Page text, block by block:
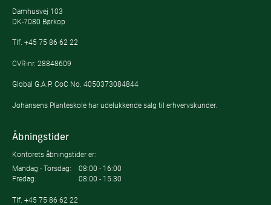
Damhusvej 103
DK-7080 Børkop
Tlf. +45 75 86 62 22
CVR-nr. 28848609
Global G.A.P. CoC No. 4050373084844
Johansens Planteskole har udelukkende salg til erhvervskunder.
Åbningstider
Kontorets åbningstider er:
Mandag - Torsdag:
08:00 - 16:00
Fredag:
08:00 - 15:30
Tlf. +45 75 86 62 22